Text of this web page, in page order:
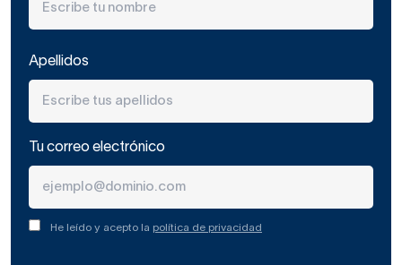
Apellidos
Tu correo electrónico
He leído y acepto la política de privacidad